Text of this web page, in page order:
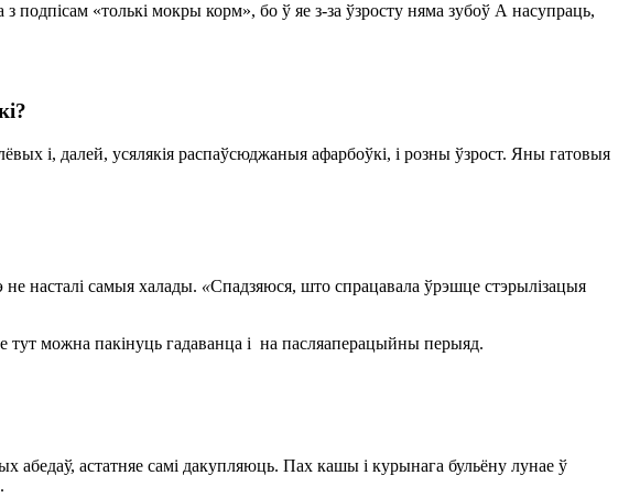
«толькі мокры корм», бо ў яе з-за ўзросту няма зубоў А насупраць,
і, далей, усялякія распаўсюджаныя афарбоўкі, і розны ўзрост. Яны гатовыя
насталі самыя халады. «Спадзяюся, што спрацавала ўрэшце стэрылізацыя
тут можна пакінуць гадаванца і на пасляаперацыйны перыяд.
абедаў, астатняе самі дакупляюць. Пах кашы і курынага бульёну лунае ў